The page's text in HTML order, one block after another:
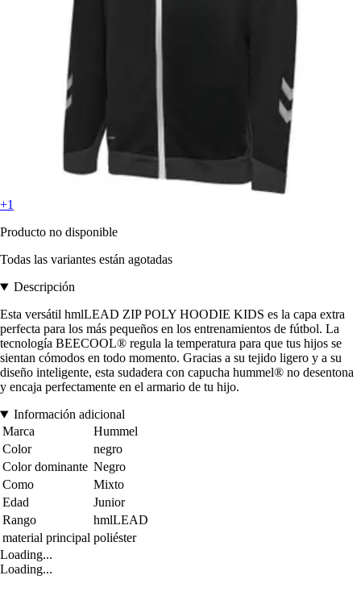
+1
Producto no disponible
Todas las variantes están agotadas
Descripción
Esta versátil hmlLEAD ZIP POLY HOODIE KIDS es la capa extra
perfecta para los más pequeños en los entrenamientos de fútbol. La
tecnología BEECOOL® regula la temperatura para que tus hijos se
sientan cómodos en todo momento. Gracias a su tejido ligero y a su
diseño inteligente, esta sudadera con capucha hummel® no desentona
y encaja perfectamente en el armario de tu hijo.
Información adicional
Marca
Hummel
Color
negro
Color dominante Negro
Como
Mixto
Edad
Junior
Rango
hmlLEAD
material principal poliéster
Loading...
Loading...